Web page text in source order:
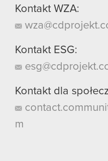
Kontakt WZA:
Kontakt ESG:
Kontakt dla
m